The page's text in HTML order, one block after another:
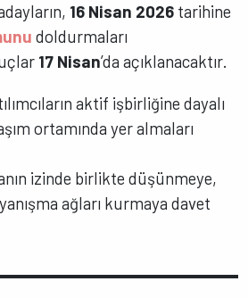
16 Nisan 2026 tarihine
doldurmaları
17 Nisan’da açıklanacaktır.
aktif işbirliğine dayalı
ortamında yer almaları
izinde birlikte düşünmeye,
ağları kurmaya davet